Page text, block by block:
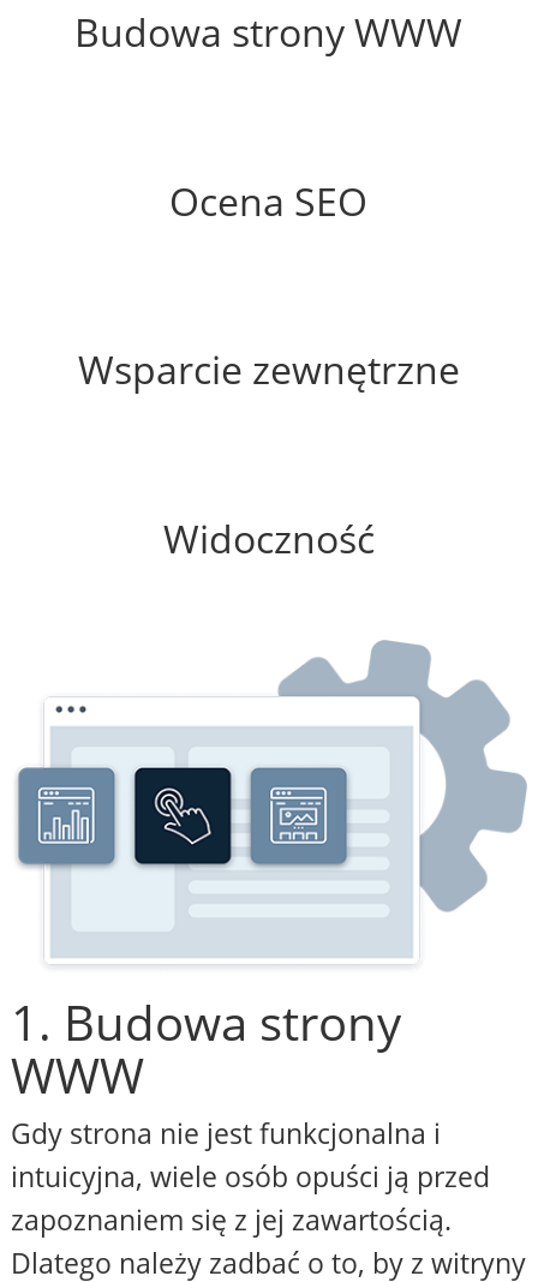
Budowa strony WWW
Ocena SEO
Wsparcie zewnętrzne
Widoczność
1. Budowa strony
WWW
Gdy strona nie jest funkcjonalna i
intuicyjna, wiele osób opuści ją przed
zapoznaniem się z jej zawartością.
Dlatego należy zadbać o to, by z witryny